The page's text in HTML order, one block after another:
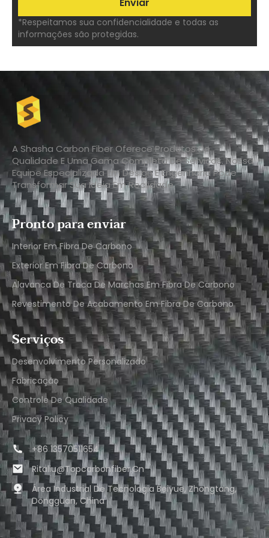
*Respeitamos sua confidencialidade e todas as
informações são protegidas.
A Shasha Carbon Fiber Oferece Produtos De
Qualidade E Uma Gama Completa De Serviços. Nossa
Equipe Especializada Em Design E Engenharia Pode
Transformar Sua Ideia Em Realidade.
Pronto para enviar
Interior Em Fibra De Carbono
Exterior Em Fibra De Carbono
Alavanca De Troca De Marchas Em Fibra De Carbono
Revestimento De Acabamento Em Fibra De Carbono
Serviços
Desenvolvimento Personalizado
Fabricação
Controle De Qualidade
Privacy Policy
+86 13570511654
Ritaliu@topcarbonfiber.cn
Área Industrial De Tecnologia Beiyue, Zhongtang,
Dongguan, China